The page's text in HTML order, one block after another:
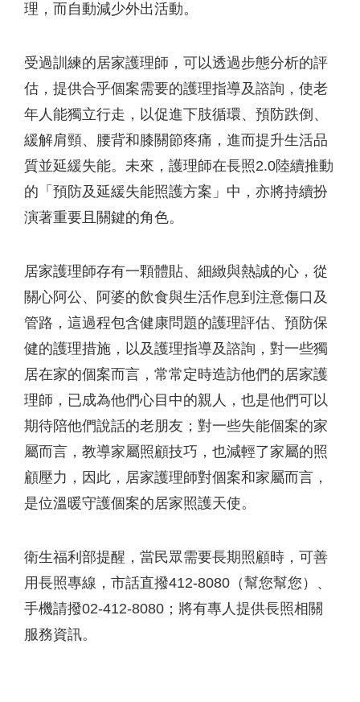
理，而自動減少外出活動。
受過訓練的居家護理師，可以透過步態分析的評
估，提供合乎個案需要的護理指導及諮詢，使老
年人能獨立行走，以促進下肢循環、預防跌倒、
緩解肩頸、腰背和膝關節疼痛，進而提升生活品
質並延緩失能。未來，護理師在長照2.0陸續推動
的「預防及延緩失能照護方案」中，亦將持續扮
演著重要且關鍵的角色。
居家護理師存有一顆體貼、細緻與熱誠的心，從
關心阿公、阿婆的飲食與生活作息到注意傷口及
管路，這過程包含健康問題的護理評估、預防保
健的護理措施，以及護理指導及諮詢，對一些獨
居在家的個案而言，常常定時造訪他們的居家護
理師，已成為他們心目中的親人，也是他們可以
期待陪他們說話的老朋友；對一些失能個案的家
屬而言，教導家屬照顧技巧，也減輕了家屬的照
顧壓力，因此，居家護理師對個案和家屬而言，
是位溫暖守護個案的居家照護天使。
衛生福利部提醒，當民眾需要長期照顧時，可善
用長照專線，市話直撥412-8080（幫您幫您）、
手機請撥02-412-8080；將有專人提供長照相關
服務資訊。